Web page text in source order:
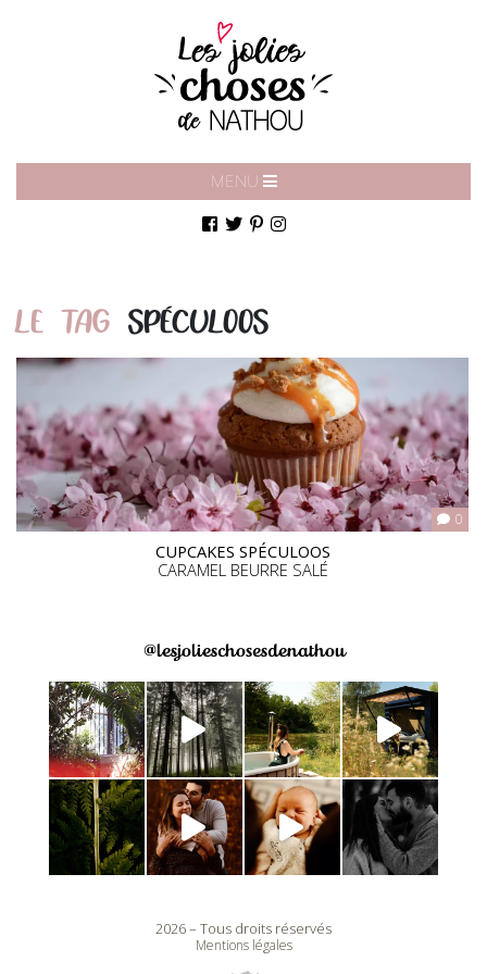
MENU
LE TAGSPÉCULOOS
0
CUPCAKES SPÉCULOOS
CARAMEL BEURRE SALÉ
@lesjolieschosesdenathou
2026 – Tous droits réservés
Mentions légales